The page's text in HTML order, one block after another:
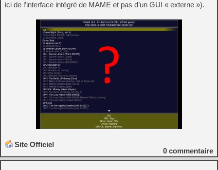
ici de l’interface intégré de MAME et pas d’un GUI « externe »).
Site Officiel
0 commentaire